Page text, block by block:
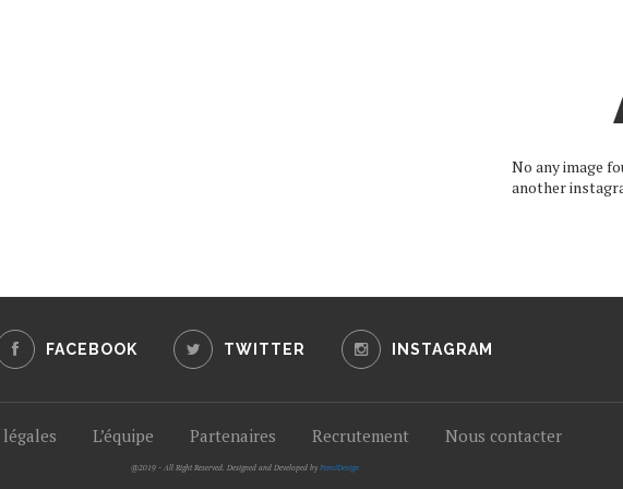
No any image
another
FACEBOOK TWITTER INSTAGRAM
L’équipe Partenaires Recrutement Nous contacter
@2019 - All Right Reserved. Designed and Developed by PenciDesign